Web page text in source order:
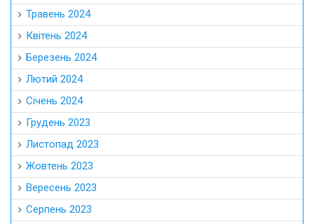
Травень 2024
Квітень 2024
Березень 2024
Лютий 2024
Січень 2024
Грудень 2023
Листопад 2023
Жовтень 2023
Вересень 2023
Серпень 2023